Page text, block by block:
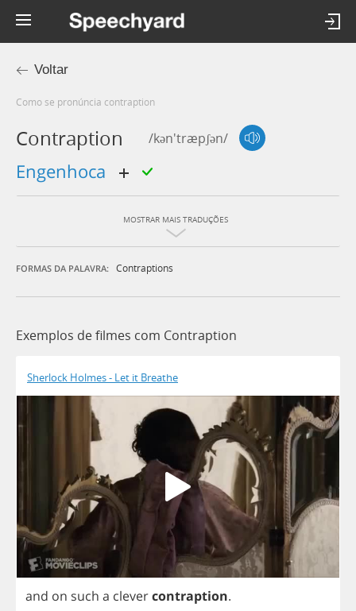
Voltar
Como se pronúncia contraption
Contraption /kən'træpʃən/
engenhoca
MOSTRAR MAIS TRADUÇÕES
FORMAS DA PALAVRA: Contraptions
Exemplos de filmes com Contraption
Sherlock Holmes - Let it Breathe
and on such a clevercontraption.